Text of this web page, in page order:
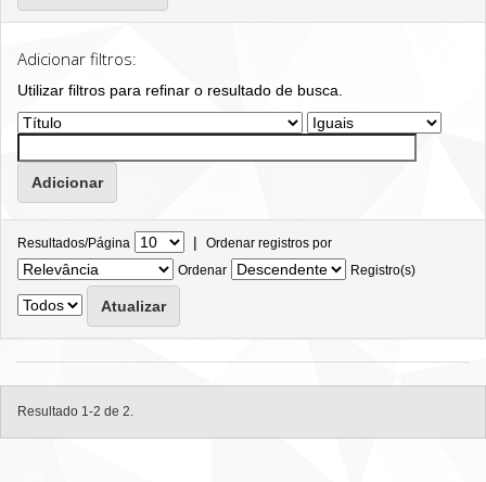
Adicionar filtros:
Utilizar filtros para refinar o resultado de busca.
Resultados/Página | Ordenar registros por
Ordenar
Registro(s)
Resultado 1-2 de 2.